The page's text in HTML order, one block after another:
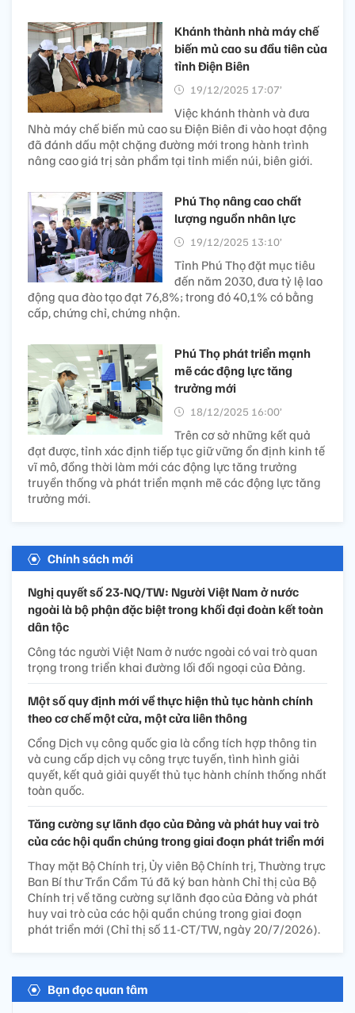
Khánh thành nhà máy chế
biến mủ cao su đầu tiên của
tỉnh Điện Biên
19/12/2025 17:07’
Việc khánh thành và đưa
Nhà máy chế biến mủ cao su Điện Biên đi vào hoạt động
đã đánh dấu một chặng đường mới trong hành trình
nâng cao giá trị sản phẩm tại tỉnh miền núi, biên giới.
Phú Thọ nâng cao chất
lượng nguồn nhân lực
19/12/2025 13:10’
Tỉnh Phú Thọ đặt mục tiêu
đến năm 2030, đưa tỷ lệ lao
động qua đào tạo đạt 76,8%; trong đó 40,1% có bằng
cấp, chứng chỉ, chứng nhận.
Phú Thọ phát triển mạnh
mẽ các động lực tăng
trưởng mới
18/12/2025 16:00’
Trên cơ sở những kết quả
đạt được, tỉnh xác định tiếp tục giữ vững ổn định kinh tế
vĩ mô, đồng thời làm mới các động lực tăng trưởng
truyền thống và phát triển mạnh mẽ các động lực tăng
trưởng mới.
Chính sách mới
Nghị quyết số 23-NQ/TW: Người Việt Nam ở nước
ngoài là bộ phận đặc biệt trong khối đại đoàn kết toàn
dân tộc
Công tác người Việt Nam ở nước ngoài có vai trò quan
trọng trong triển khai đường lối đối ngoại của Đảng.
Một số quy định mới về thực hiện thủ tục hành chính
theo cơ chế một cửa, một cửa liên thông
Cổng Dịch vụ công quốc gia là cổng tích hợp thông tin
và cung cấp dịch vụ công trực tuyến, tình hình giải
quyết, kết quả giải quyết thủ tục hành chính thống nhất
toàn quốc.
Tăng cường sự lãnh đạo của Đảng và phát huy vai trò
của các hội quần chúng trong giai đoạn phát triển mới
Thay mặt Bộ Chính trị, Ủy viên Bộ Chính trị, Thường trực
Ban Bí thư Trần Cẩm Tú đã ký ban hành Chỉ thị của Bộ
Chính trị về tăng cường sự lãnh đạo của Đảng và phát
huy vai trò của các hội quần chúng trong giai đoạn
phát triển mới (Chỉ thị số 11-CT/TW, ngày 20/7/2026).
Bạn đọc quan tâm